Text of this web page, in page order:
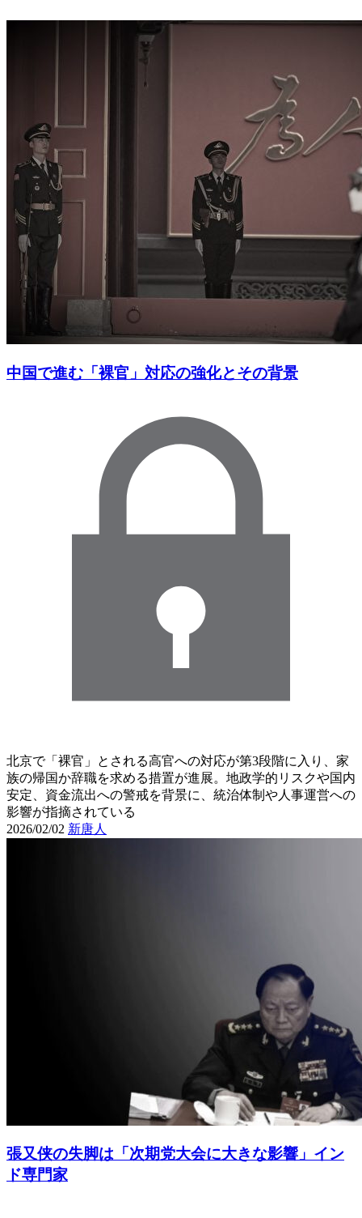
中国で進む「裸官」対応の強化とその背景
北京で「裸官」とされる高官への対応が第3段階に入り、家
族の帰国か辞職を求める措置が進展。地政学的リスクや国内
安定、資金流出への警戒を背景に、統治体制や人事運営への
影響が指摘されている
2026/02/02 新唐人
張又侠の失脚は「次期党大会に大きな影響」イン
ド専門家